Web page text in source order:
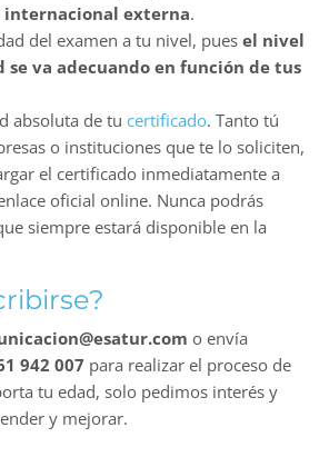
externa.
del examen a tu nivel, pues el nivel
va adecuando en función de tus
absoluta de tu certificado. Tanto tú
o instituciones que te lo soliciten,
el certificado inmediatamente a
oficial online. Nunca podrás
siempre estará disponible en la
o envía
942 007 para realizar el proceso de
tu edad, solo pedimos interés y
y mejorar.